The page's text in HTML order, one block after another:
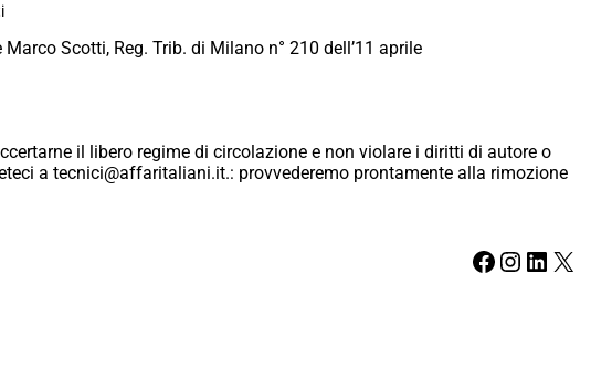
Scotti, Reg. Trib. di Milano n° 210 dell’11 aprile
il libero regime di circolazione e non violare i diritti di autore o
a tecnici@affaritaliani.it.: provvederemo prontamente alla rimozione
Facebook Instagram LinkedIn X